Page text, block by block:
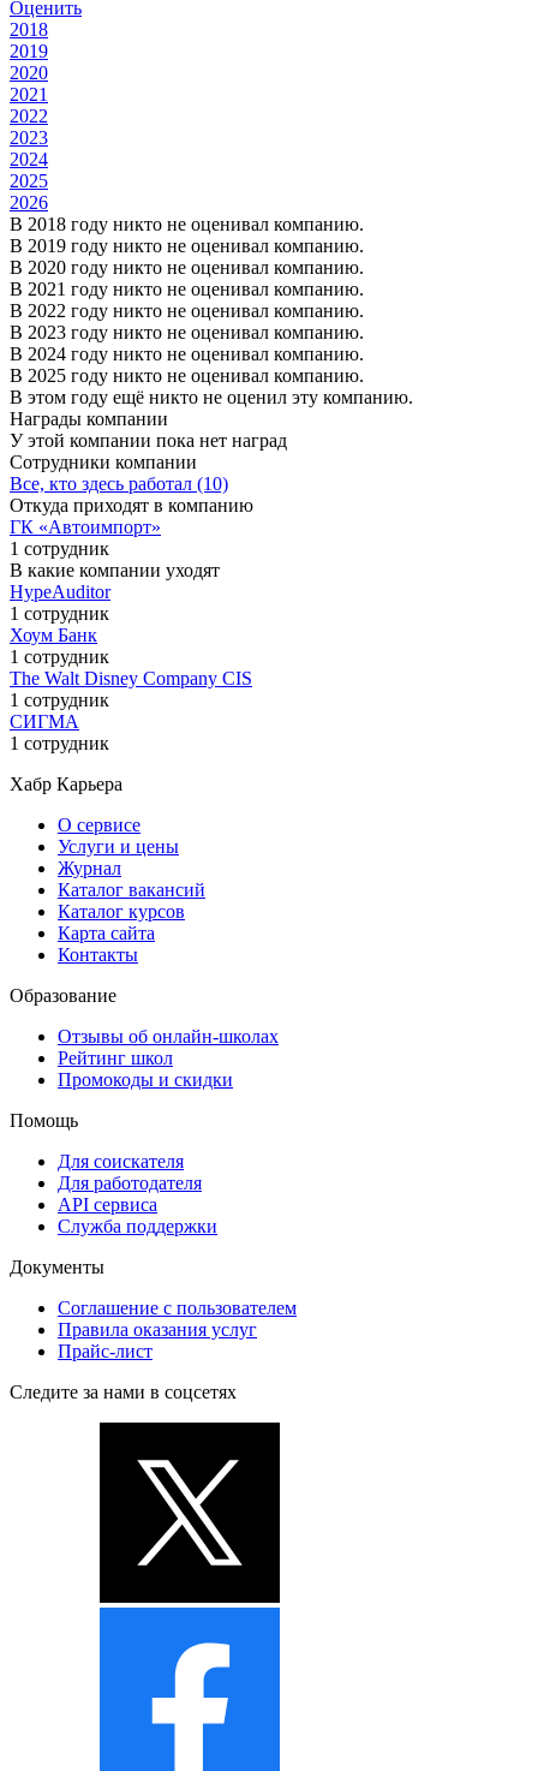
Оценить
2018
2019
2020
2021
2022
2023
2024
2025
2026
В 2018 году никто не оценивал компанию.
В 2019 году никто не оценивал компанию.
В 2020 году никто не оценивал компанию.
В 2021 году никто не оценивал компанию.
В 2022 году никто не оценивал компанию.
В 2023 году никто не оценивал компанию.
В 2024 году никто не оценивал компанию.
В 2025 году никто не оценивал компанию.
В этом году ещё никто не оценил эту компанию.
Награды компании
У этой компании пока нет наград
Сотрудники компании
Все, кто здесь работал (10)
Откуда приходят в компанию
ГК «Автоимпорт»
1 сотрудник
В какие компании уходят
HypeAuditor
1 сотрудник
Хоум Банк
1 сотрудник
The Walt Disney Company CIS
1 сотрудник
СИГМА
1 сотрудник
Хабр Карьера
О сервисе
Услуги и цены
Журнал
Каталог вакансий
Каталог курсов
Карта сайта
Контакты
Образование
Отзывы об онлайн-школах
Рейтинг школ
Промокоды и скидки
Помощь
Для соискателя
Для работодателя
API сервиса
Служба поддержки
Документы
Соглашение с пользователем
Правила оказания услуг
Прайс-лист
Следите за нами в соцсетях